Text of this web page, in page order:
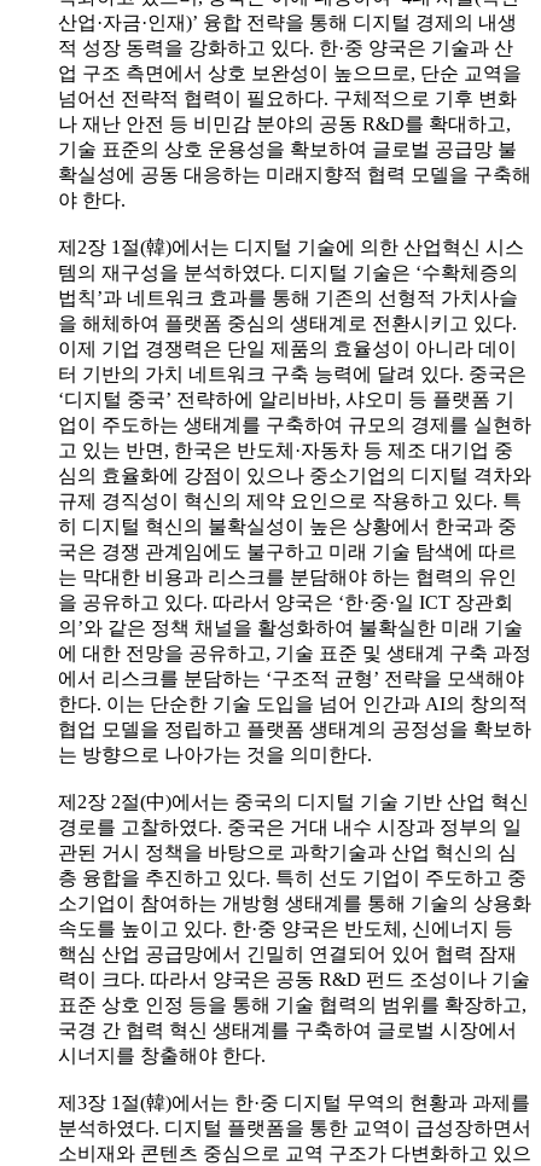
산업·자금·인재)’ 융합 전략을 통해 디지털 경제의 내생
적 성장 동력을 강화하고 있다. 한·중 양국은 기술과 산
업 구조 측면에서 상호 보완성이 높으므로, 단순 교역을
넘어선 전략적 협력이 필요하다. 구체적으로 기후 변화
나 재난 안전 등 비민감 분야의 공동 R&D를 확대하고,
기술 표준의 상호 운용성을 확보하여 글로벌 공급망 불
확실성에 공동 대응하는 미래지향적 협력 모델을 구축해
야 한다.
제2장 1절(韓)에서는 디지털 기술에 의한 산업혁신 시스
템의 재구성을 분석하였다. 디지털 기술은 ‘수확체증의
법칙’과 네트워크 효과를 통해 기존의 선형적 가치사슬
을 해체하여 플랫폼 중심의 생태계로 전환시키고 있다.
이제 기업 경쟁력은 단일 제품의 효율성이 아니라 데이
터 기반의 가치 네트워크 구축 능력에 달려 있다. 중국은
‘디지털 중국’ 전략하에 알리바바, 샤오미 등 플랫폼 기
업이 주도하는 생태계를 구축하여 규모의 경제를 실현하
고 있는 반면, 한국은 반도체·자동차 등 제조 대기업 중
심의 효율화에 강점이 있으나 중소기업의 디지털 격차와
규제 경직성이 혁신의 제약 요인으로 작용하고 있다. 특
히 디지털 혁신의 불확실성이 높은 상황에서 한국과 중
국은 경쟁 관계임에도 불구하고 미래 기술 탐색에 따르
는 막대한 비용과 리스크를 분담해야 하는 협력의 유인
을 공유하고 있다. 따라서 양국은 ‘한·중·일 ICT 장관회
의’와 같은 정책 채널을 활성화하여 불확실한 미래 기술
에 대한 전망을 공유하고, 기술 표준 및 생태계 구축 과정
에서 리스크를 분담하는 ‘구조적 균형’ 전략을 모색해야
한다. 이는 단순한 기술 도입을 넘어 인간과 AI의 창의적
협업 모델을 정립하고 플랫폼 생태계의 공정성을 확보하
는 방향으로 나아가는 것을 의미한다.
제2장 2절(中)에서는 중국의 디지털 기술 기반 산업 혁신
경로를 고찰하였다. 중국은 거대 내수 시장과 정부의 일
관된 거시 정책을 바탕으로 과학기술과 산업 혁신의 심
층 융합을 추진하고 있다. 특히 선도 기업이 주도하고 중
소기업이 참여하는 개방형 생태계를 통해 기술의 상용화
속도를 높이고 있다. 한·중 양국은 반도체, 신에너지 등
핵심 산업 공급망에서 긴밀히 연결되어 있어 협력 잠재
력이 크다. 따라서 양국은 공동 R&D 펀드 조성이나 기술
표준 상호 인정 등을 통해 기술 협력의 범위를 확장하고,
국경 간 협력 혁신 생태계를 구축하여 글로벌 시장에서
시너지를 창출해야 한다.
제3장 1절(韓)에서는 한·중 디지털 무역의 현황과 과제를
분석하였다. 디지털 플랫폼을 통한 교역이 급성장하면서
소비재와 콘텐츠 중심으로 교역 구조가 다변화하고 있으